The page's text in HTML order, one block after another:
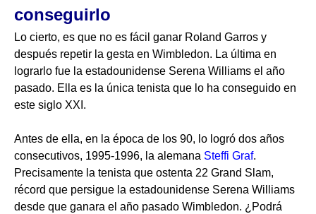
conseguirlo
Lo cierto, es que no es fácil ganar Roland Garros y
después repetir la gesta en Wimbledon. La última en
lograrlo fue la estadounidense Serena Williams el año
pasado. Ella es la única tenista que lo ha conseguido en
este siglo XXI.
Antes de ella, en la época de los 90, lo logró dos años
consecutivos, 1995-1996, la alemana Steffi Graf.
Precisamente la tenista que ostenta 22 Grand Slam,
récord que persigue la estadounidense Serena Williams
desde que ganara el año pasado Wimbledon. ¿Podrá